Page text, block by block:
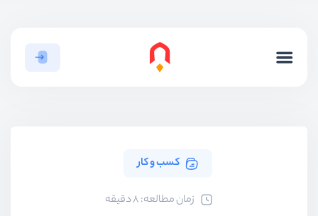
کسب و کار
ﺯﻣﺎﻥ ﻣﻄﺎﻟﻌﻪ: 8 دقیقه